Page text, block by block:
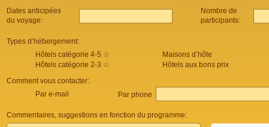
Dates anticipées
du voyage:
Nombre de
participants:
Types d’hébergement:
Hôtels catégorie 4-5 ☆
Hôtels catégorie 2-3 ☆
Maisons d’hôte
Hôtels aux bons prix
Comment vous contacter:
Par e-mail
Par phone
Commentaires, suggestions en fonction du programme: